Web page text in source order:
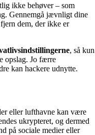
ikke behøver – som
Gennemgå jævnligt dine
dem, der ikke er
, så kun
opslag. Jo færre
kan hackere udnytte.
eller lufthavne kan være
ukrypteret, og dermed
på sociale medier eller